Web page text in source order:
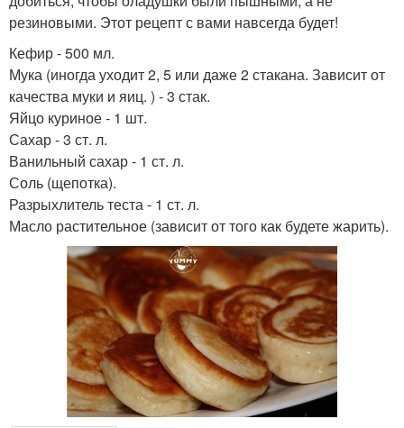
резиновыми. Этот рецепт с вами навсегда будет!
Кефир - 500 мл.
Мука (иногда уходит 2, 5 или даже 2 стакана. Зависит от
качества муки и яиц. ) - 3 стак.
Яйцо куриное - 1 шт.
Сахар - 3 ст. л.
Ванильный сахар - 1 ст. л.
Соль (щепотка).
Разрыхлитель теста - 1 ст. л.
Масло растительное (зависит от того как будете жарить).